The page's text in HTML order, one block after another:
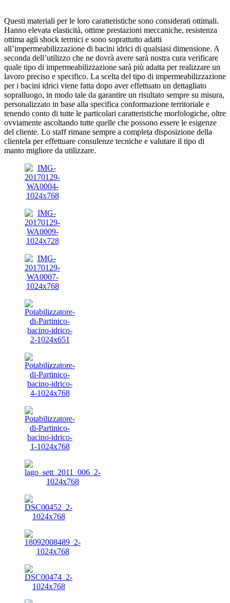
Questi materiali per le loro caratteristiche sono considerati ottimali.
Hanno elevata elasticità, ottime prestazioni meccaniche, resistenza
ottima agli shock termici e sono soprattutto adatti
all’impermeabilizzazione di bacini idrici di qualsiasi dimensione. A
seconda dell’utilizzo che ne dovrà avere sarà nostra cura verificare
quale tipo di impermeabilizzazione sarà più adatta per realizzare un
lavoro preciso e specifico. La scelta del tipo di impermeabilizzazione
per i bacini idrici viene fatta dopo aver effettuato un dettagliato
sopralluogo, in modo tale da garantire un risultato sempre su misura,
personalizzato in base alla specifica conformazione territoriale e
tenendo conto di tutte le particolari caratteristiche morfologiche, oltre
ovviamente ascoltando tutte quelle che possono essere le esigenze
del cliente. Lo staff rimane sempre a completa disposizione della
clientela per effettuare consulenze tecniche e valutare il tipo di
manto migliore da utilizzare.